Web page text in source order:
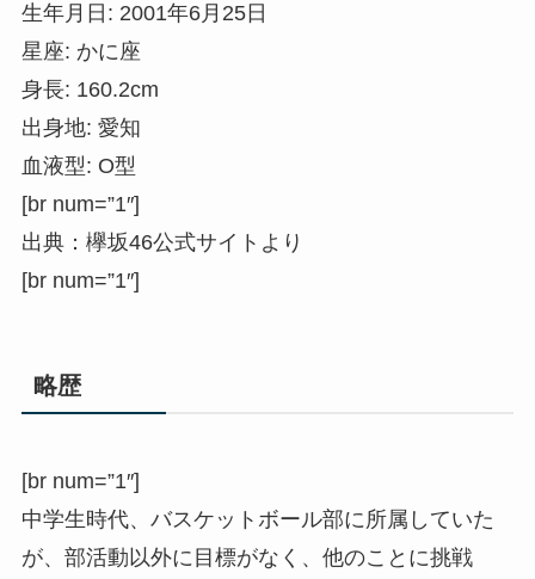
生年月日: 2001年6月25日
星座: かに座
身長: 160.2cm
出身地: 愛知
血液型: O型
[br num=”1″]
出典：欅坂46公式サイトより
[br num=”1″]
略歴
[br num=”1″]
中学生時代、バスケットボール部に所属していた
が、部活動以外に目標がなく、他のことに挑戦